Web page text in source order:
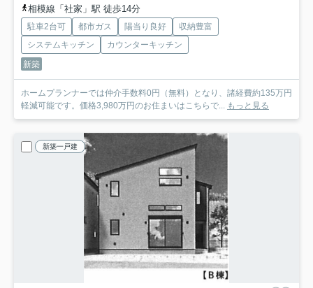
相模線「社家」駅 徒歩14分
駐車2台可 都市ガス 陽当り良好
収納豊富
システムキッチン
カウンターキッチン
新築
ホームプランナーでは仲介手数料0円（無料）となり、諸経費約135万円
軽減可能です。価格3,980万円のお住まいはこちらで... もっと見る
新築一戸建